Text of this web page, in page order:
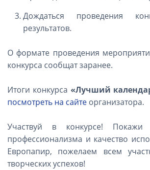
Дождаться проведения
результатов.
О формате проведения
конкурса сообщат заранее.
Итоги конкурса «Лучший
посмотреть на сайте организатора.
Участвуй в конкурсе! Покажи
профессионализма и качество
Европапир, пожелаем всем
творческих успехов!